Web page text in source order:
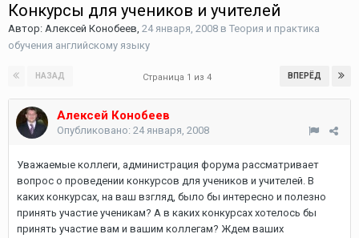
Конкурсы для учеников и учителей
Автор: Алексей Конобеев, 24 января, 2008 в Теория и практика
обучения английскому языку
НАЗАД ВПЕРЁД
Страница 1 из 4
Алексей Конобеев
Опубликовано: 24 января, 2008
Уважаемые коллеги, администрация форума рассматривает
вопрос о проведении конкурсов для учеников и учителей. В
каких конкурсах, на ваш взгляд, было бы интересно и полезно
принять участие ученикам? А в каких конкурсах хотелось бы
принять участие вам и вашим коллегам? Ждем ваших